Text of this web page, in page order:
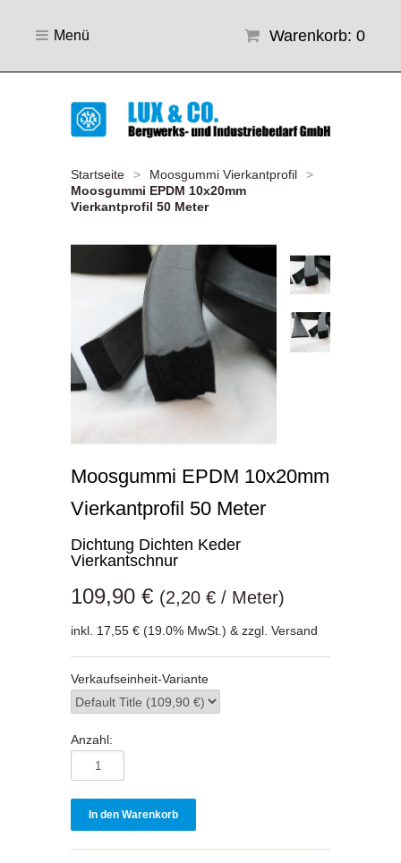
Warenkorb: 0
Menü
Startseite > Moosgummi Vierkantprofil
>
Moosgummi EPDM 10x20mm
Vierkantprofil 50 Meter
Moosgummi EPDM 10x20mm
Vierkantprofil 50 Meter
Dichtung Dichten Keder
Vierkantschnur
109,90 € (2,20 € / Meter)
inkl. 17,55 € (19.0% MwSt.) & zzgl. Versand
Verkaufseinheit-Variante
Anzahl: